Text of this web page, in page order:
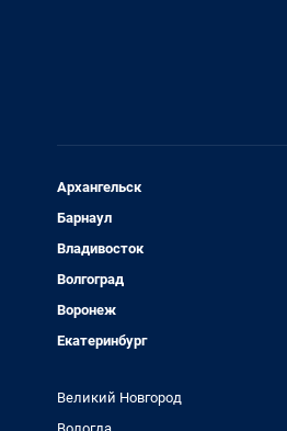
Архангельск
Барнаул
Владивосток
Волгоград
Воронеж
Екатеринбург
Великий Новгород